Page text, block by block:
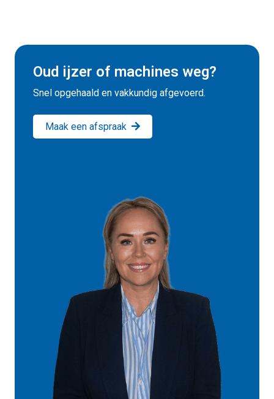
Oud ijzer of machines weg?
Snel opgehaald en vakkundig afgevoerd.
Maak een afspraak